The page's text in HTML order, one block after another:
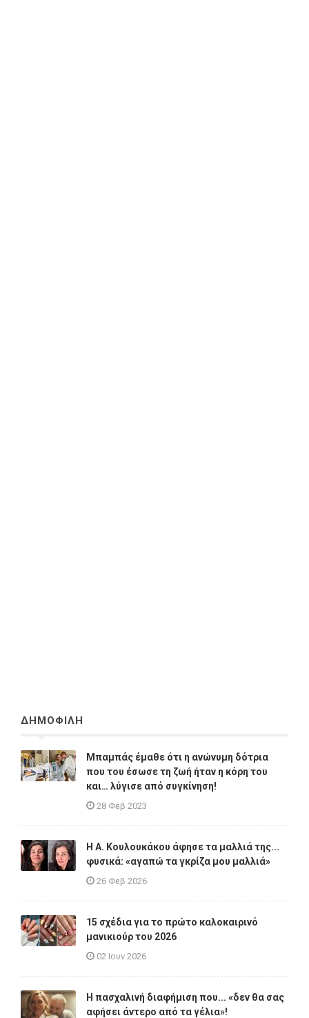
ΔΗΜΟΦΙΛΗ
Μπαμπάς έμαθε ότι η ανώνυμη δότρια
που του έσωσε τη ζωή ήταν η κόρη του
και… λύγισε από συγκίνηση!
28 Φεβ 2023
Η A. Κουλουκάκου άφησε τα μαλλιά της...
φυσικά: «αγαπώ τα γκρίζα μου μαλλιά»
26 Φεβ 2026
15 σχέδια για το πρώτο καλοκαιρινό
μανικιούρ του 2026
02 Ιουν 2026
Η πασχαλινή διαφήμιση που... «δεν θα σας
αφήσει άντερο από τα γέλια»!